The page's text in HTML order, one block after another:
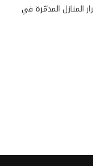
المدمّرة في